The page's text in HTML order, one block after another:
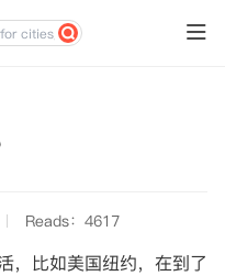
Reads：4617
，比如美国纽约，在到了